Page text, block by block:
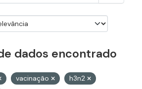
dados encontrado
vacinação
h3n2